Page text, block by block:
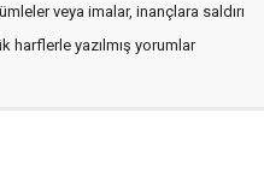
veya imalar, inançlara saldırı
harflerle yazılmış yorumlar